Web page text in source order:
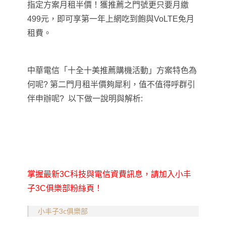
指定方案月租半價！獲推薦之門號更只要月繳
499元，即可享第一年上網吃到飽與VoLTE免月
租費。
中華電信「十全十美推薦購機活動」方案特色為
何呢? 第二門月租半價夠犀利，值不值得呼群引
伴申辦呢? 以下做一說明與解析:
掌握最新3C科技與電信資費訊息，請加入小丰
子3C俱樂部粉絲頁！
小丰子3c俱樂部